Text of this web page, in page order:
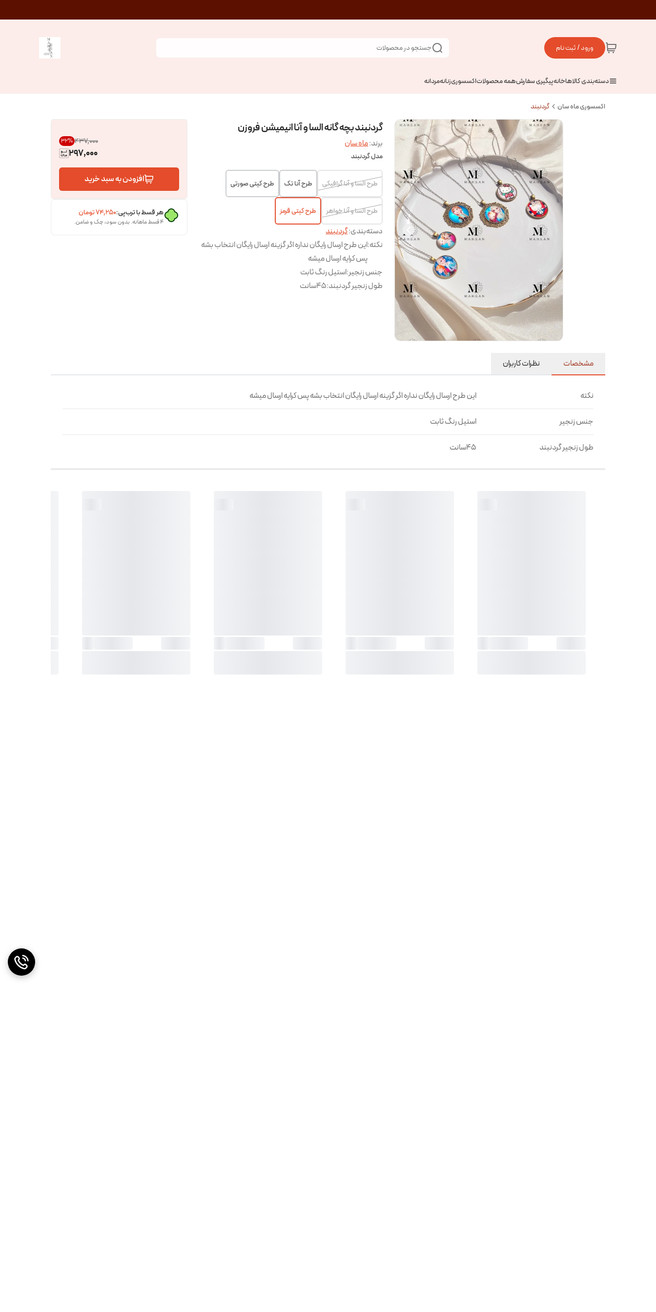
ورود / ثبت نام جستجو در محصولات
دسته‌بندی کالاهاخانهپیگیری سفارشهمه محصولاتاکسسوریزنانهمردانه
اکسسوری ماه سان گردنبند
گردنبند بچه گانه السا و آنا انیمیشن فروزن
برند:ماه سان
مدل گردنبند
طرح السا و آنا گرافیکی طرح آنا تک طرح کیتی صورتی
طرح السا و آنا خواهر طرح کیتی قرمز
دسته‌بندی:گردنبند
نکته:این طرح ارسال رایگان نداره اگر گزینه ارسال رایگان انتخاب بشه
پس کرایه ارسال میشه
جنس زنجیر:استیل رنگ ثابت
طول زنجیر گردنبند:45سانت
۴۳۷٬۰۰۰ 32%
297,000
افزودن به سبد خرید
هر قسط با ترب‌پی:۷۴٬۲۵۰تومان
۴ قسط ماهانه. بدون سود، چک و ضامن.
مشخصات نظرات کاربران
نکته این طرح ارسال رایگان نداره اگر گزینه ارسال رایگان انتخاب بشه پس کرایه ارسال میشه
جنس زنجیر استیل رنگ ثابت
طول زنجیر گردنبند 45سانت